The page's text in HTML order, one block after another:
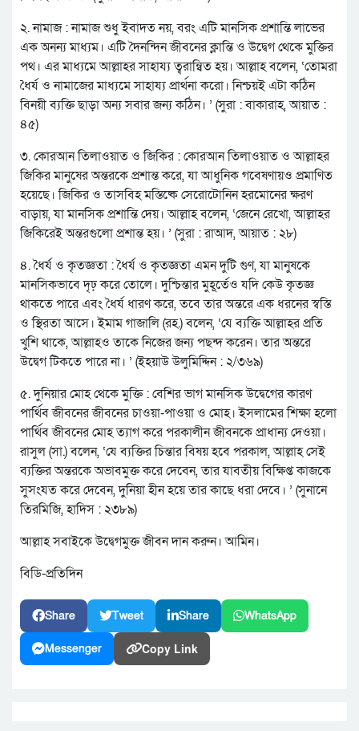
২. নামাজ : নামাজ শুধু ইবাদত নয়, বরং এটি মানসিক প্রশান্তি লাভের
এক অনন্য মাধ্যম। এটি দৈনন্দিন জীবনের ক্লান্তি ও উদ্বেগ থেকে মুক্তির
পথ। এর মাধ্যমে আল্লাহর সাহায্য ত্বরান্বিত হয়। আল্লাহ বলেন, ‘তোমরা
ধৈর্য ও নামাজের মাধ্যমে সাহায্য প্রার্থনা করো। নিশ্চয়ই এটা কঠিন
বিনয়ী ব্যক্তি ছাড়া অন্য সবার জন্য কঠিন। ’ (সুরা : বাকারাহ, আয়াত :
৪৫)
৩. কোরআন তিলাওয়াত ও জিকির : কোরআন তিলাওয়াত ও আল্লাহর
জিকির মানুষের অন্তরকে প্রশান্ত করে, যা আধুনিক গবেষণায়ও প্রমাণিত
হয়েছে। জিকির ও তাসবিহ মস্তিষ্কে সেরোটোনিন হরমোনের ক্ষরণ
বাড়ায়, যা মানসিক প্রশান্তি দেয়। আল্লাহ বলেন, ‘জেনে রেখো, আল্লাহর
জিকিরেই অন্তরগুলো প্রশান্ত হয়। ’ (সুরা : রাআদ, আয়াত : ২৮)
৪. ধৈর্য ও কৃতজ্ঞতা : ধৈর্য ও কৃতজ্ঞতা এমন দুটি গুণ, যা মানুষকে
মানসিকভাবে দৃঢ় করে তোলে। দুশ্চিন্তার মুহূর্তেও যদি কেউ কৃতজ্ঞ
থাকতে পারে এবং ধৈর্য ধারণ করে, তবে তার অন্তরে এক ধরনের স্বস্তি
ও স্থিরতা আসে। ইমাম গাজালি (রহ.) বলেন, ‘যে ব্যক্তি আল্লাহর প্রতি
খুশি থাকে, আল্লাহও তাকে নিজের জন্য পছন্দ করেন। তার অন্তরে
উদ্বেগ টিকতে পারে না। ’ (ইহয়াউ উলুমিদ্দিন : ২/৩৬৯)
৫. দুনিয়ার মোহ থেকে মুক্তি : বেশির ভাগ মানসিক উদ্বেগের কারণ
পার্থিব জীবনের জীবনের চাওয়া-পাওয়া ও মোহ। ইসলামের শিক্ষা হলো
পার্থিব জীবনের মোহ ত্যাগ করে পরকালীন জীবনকে প্রাধান্য দেওয়া।
রাসুল (সা.) বলেন, ‘যে ব্যক্তির চিন্তার বিষয় হবে পরকাল, আল্লাহ সেই
ব্যক্তির অন্তরকে অভাবমুক্ত করে দেবেন, তার যাবতীয় বিক্ষিপ্ত কাজকে
সুসংযত করে দেবেন, দুনিয়া হীন হয়ে তার কাছে ধরা দেবে। ’ (সুনানে
তিরমিজি, হাদিস : ২৩৮৯)
আল্লাহ সবাইকে উদ্বেগমুক্ত জীবন দান করুন। আমিন।
বিডি-প্রতিদিন
Share Tweet Share WhatsApp
Messenger Copy Link